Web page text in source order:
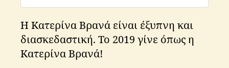
Η Κατερίνα Βρανά είναι έξυπνη και
διασκεδαστική. Το 2019 γίνε όπως η
Κατερίνα Βρανά!
i
n
a
,
k